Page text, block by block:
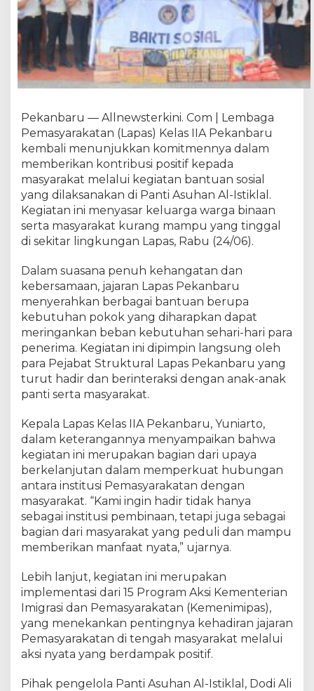
b
a
K
e
p
e
l
i
a
n
B
a
n
t
a
n
S
o
s
i
H
a
g
a
t
k
a
n
a
n
t
A
s
u
h
a
n
l
Pekanbaru — Allnewsterkini. Com | Lembaga
Pemasyarakatan (Lapas) Kelas IIA Pekanbaru
kembali menunjukkan komitmennya dalam
memberikan kontribusi positif kepada
masyarakat melalui kegiatan bantuan sosial
yang dilaksanakan di Panti Asuhan Al-Istiklal.
Kegiatan ini menyasar keluarga warga binaan
serta masyarakat kurang mampu yang tinggal
di sekitar lingkungan Lapas, Rabu (24/06).
Dalam suasana penuh kehangatan dan
kebersamaan, jajaran Lapas Pekanbaru
menyerahkan berbagai bantuan berupa
kebutuhan pokok yang diharapkan dapat
meringankan beban kebutuhan sehari-hari para
penerima. Kegiatan ini dipimpin langsung oleh
para Pejabat Struktural Lapas Pekanbaru yang
turut hadir dan berinteraksi dengan anak-anak
panti serta masyarakat.
Kepala Lapas Kelas IIA Pekanbaru, Yuniarto,
dalam keterangannya menyampaikan bahwa
kegiatan ini merupakan bagian dari upaya
berkelanjutan dalam memperkuat hubungan
antara institusi Pemasyarakatan dengan
masyarakat. “Kami ingin hadir tidak hanya
sebagai institusi pembinaan, tetapi juga sebagai
bagian dari masyarakat yang peduli dan mampu
memberikan manfaat nyata,” ujarnya.
Lebih lanjut, kegiatan ini merupakan
implementasi dari 15 Program Aksi Kementerian
Imigrasi dan Pemasyarakatan (Kemenimipas),
yang menekankan pentingnya kehadiran jajaran
Pemasyarakatan di tengah masyarakat melalui
aksi nyata yang berdampak positif.
Pihak pengelola Panti Asuhan Al-Istiklal, Dodi Ali